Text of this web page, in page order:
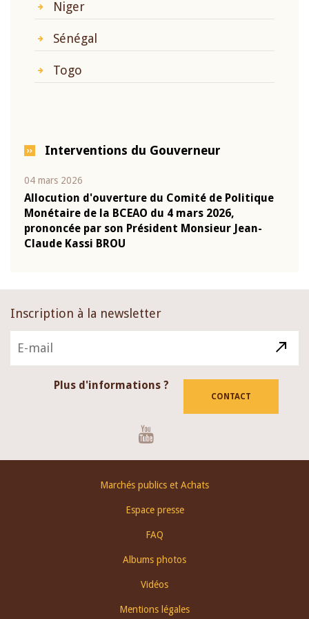
Niger
Sénégal
Togo
Interventions du Gouverneur
04 mars 2026
Allocution d'ouverture du Comité de Politique
Monétaire de la BCEAO du 4 mars 2026,
prononcée par son Président Monsieur Jean-
Claude Kassi BROU
Inscription à la newsletter
Plus d'informations ?
CONTACT
Marchés publics et Achats
Espace presse
FAQ
Albums photos
Vidéos
Mentions légales